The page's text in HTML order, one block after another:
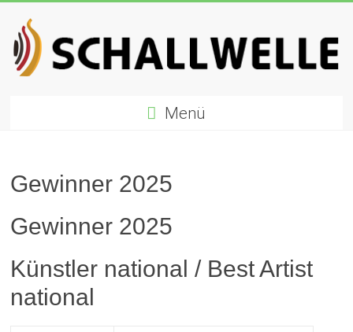
Inhalt
springen
Preis
für
Musik
Menü
Gewinner 2025
Gewinner 2025
Künstler national / Best Artist
national